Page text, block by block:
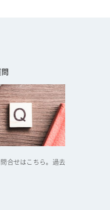
合せはこちら。過去